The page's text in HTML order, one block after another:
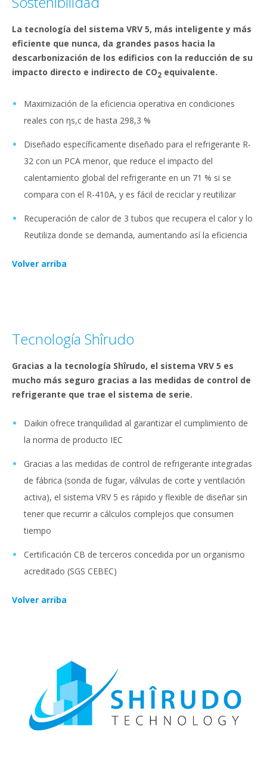
La tecnología del sistema VRV 5, más inteligente y más
eficiente que nunca, da grandes pasos hacia la
descarbonización de los edificios con la reducción de su
impacto directo e indirecto de CO2 equivalente.
Maximización de la eficiencia operativa en condiciones
reales con ηs,c de hasta 298,3 %
Diseñado específicamente diseñado para el refrigerante R-
32 con un PCA menor, que reduce el impacto del
calentamiento global del refrigerante en un 71 % si se
compara con el R-410A, y es fácil de reciclar y reutilizar
Recuperación de calor de 3 tubos que recupera el calor y lo
Reutiliza donde se demanda, aumentando así la eficiencia
Volver arriba
Tecnología Shîrudo
Gracias a la tecnología Shîrudo, el sistema VRV 5 es
mucho más seguro gracias a las medidas de control de
refrigerante que trae el sistema de serie.
Daikin ofrece tranquilidad al garantizar el cumplimiento de
la norma de producto IEC
Gracias a las medidas de control de refrigerante integradas
de fábrica (sonda de fugar, válvulas de corte y ventilación
activa), el sistema VRV 5 es rápido y flexible de diseñar sin
tener que recurrir a cálculos complejos que consumen
tiempo
Certificación CB de terceros concedida por un organismo
acreditado (SGS CEBEC)
Volver arriba